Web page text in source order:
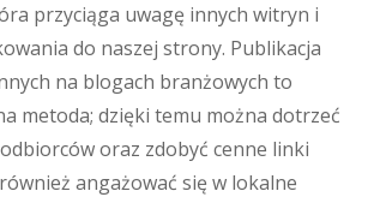
przyciąga uwagę innych witryn i
do naszej strony. Publikacja
na blogach branżowych to
metoda; dzięki temu można dotrzeć
oraz zdobyć cenne linki
angażować się w lokalne